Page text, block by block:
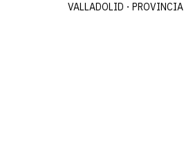
VALLADOLID PROVINCIA